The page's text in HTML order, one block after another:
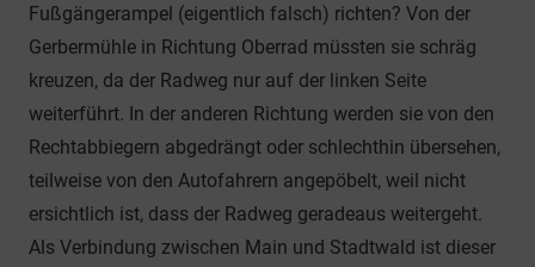
Fußgängerampel (eigentlich falsch) richten? Von der
Gerbermühle in Richtung Oberrad müssten sie schräg
kreuzen, da der Radweg nur auf der linken Seite
weiterführt. In der anderen Richtung werden sie von den
Rechtabbiegern abgedrängt oder schlechthin übersehen,
teilweise von den Autofahrern angepöbelt, weil nicht
ersichtlich ist, dass der Radweg geradeaus weitergeht.
Als Verbindung zwischen Main und Stadtwald ist dieser